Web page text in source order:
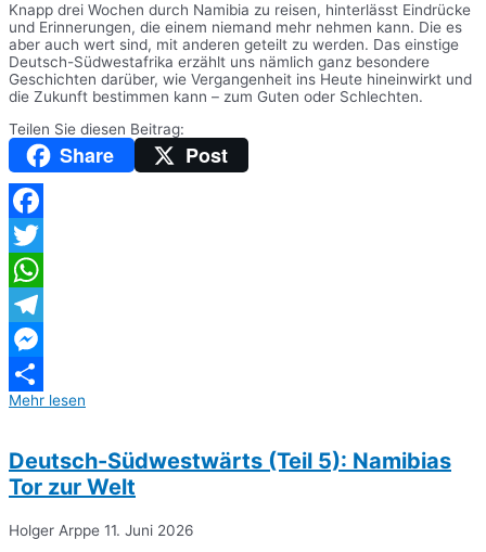
Knapp drei Wochen durch Namibia zu reisen, hinterlässt Eindrücke
und Erinnerungen, die einem niemand mehr nehmen kann. Die es
aber auch wert sind, mit anderen geteilt zu werden. Das einstige
Deutsch-Südwestafrika erzählt uns nämlich ganz besondere
Geschichten darüber, wie Vergangenheit ins Heute hineinwirkt und
die Zukunft bestimmen kann – zum Guten oder Schlechten.
Teilen Sie diesen Beitrag:
Share Post
Facebook
Twitter
WhatsApp
Telegram
Messenger
Teilen
Mehr lesen
Deutsch-Südwestwärts (Teil 5): Namibias
Tor zur Welt
Holger Arppe 11. Juni 2026